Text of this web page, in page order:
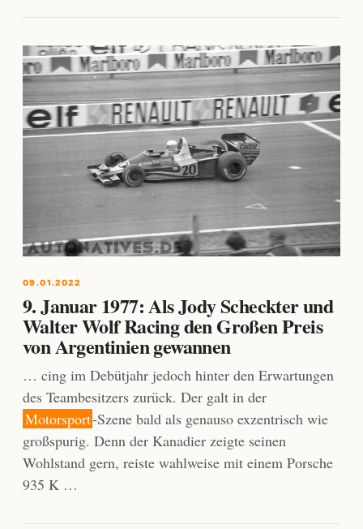
09.01.2022
9. Januar 1977: Als Jody Scheckter und
Walter Wolf Racing den Großen Preis
von Argentinien gewannen
… cing im Debütjahr jedoch hinter den Erwartungen
des Teambesitzers zurück. Der galt in der
Motorsport-Szene bald als genauso exzentrisch wie
großspurig. Denn der Kanadier zeigte seinen
Wohlstand gern, reiste wahlweise mit einem Porsche
935 K …